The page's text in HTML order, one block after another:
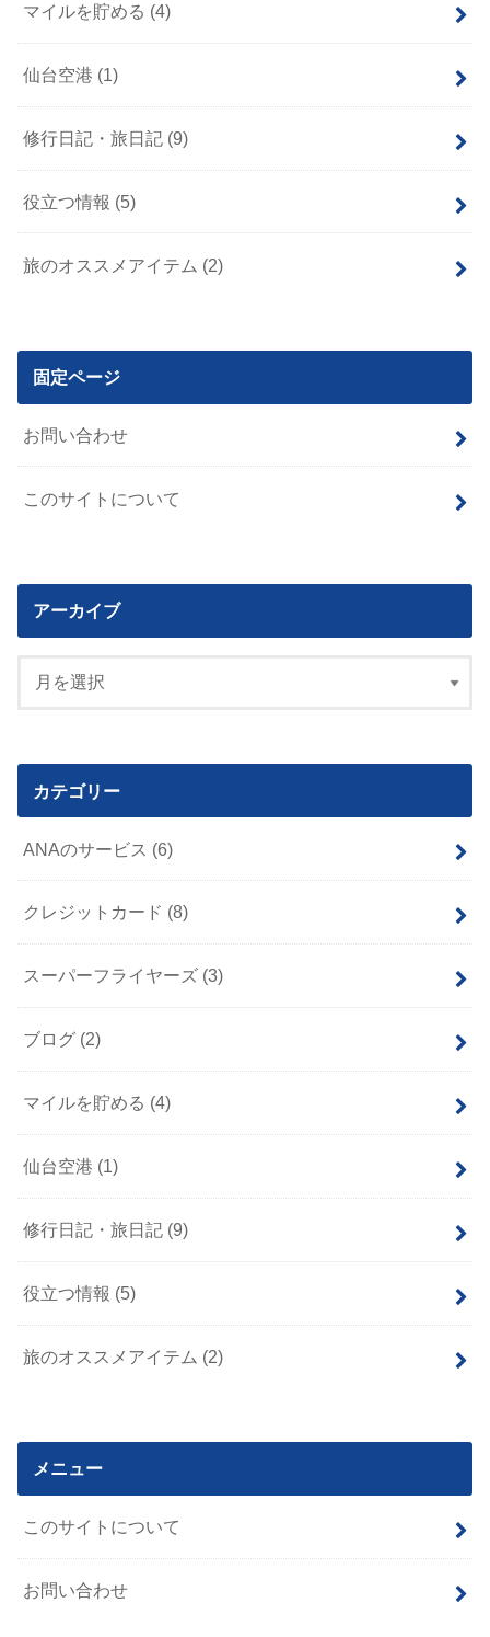
マイルを貯める (4)
仙台空港 (1)
修行日記・旅日記 (9)
役立つ情報 (5)
旅のオススメアイテム (2)
固定ページ
お問い合わせ
このサイトについて
アーカイブ
カテゴリー
ANAのサービス (6)
クレジットカード (8)
スーパーフライヤーズ (3)
ブログ (2)
マイルを貯める (4)
仙台空港 (1)
修行日記・旅日記 (9)
役立つ情報 (5)
旅のオススメアイテム (2)
メニュー
このサイトについて
お問い合わせ